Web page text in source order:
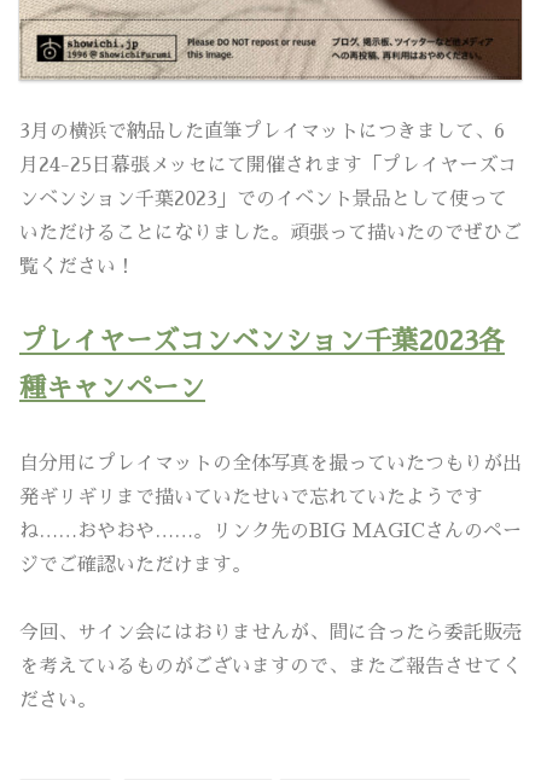
3月の横浜で納品した直筆プレイマットにつきまして、6
月24-25日幕張メッセにて開催されます「プレイヤーズコ
ンベンション千葉2023」でのイベント景品として使って
いただけることになりました。頑張って描いたのでぜひご
覧ください！
プレイヤーズコンベンション千葉2023各
種キャンペーン
自分用にプレイマットの全体写真を撮っていたつもりが出
発ギリギリまで描いていたせいで忘れていたようです
ね……おやおや……。リンク先のBIG MAGICさんのペー
ジでご確認いただけます。
今回、サイン会にはおりませんが、間に合ったら委託販売
を考えているものがございますので、またご報告させてく
ださい。